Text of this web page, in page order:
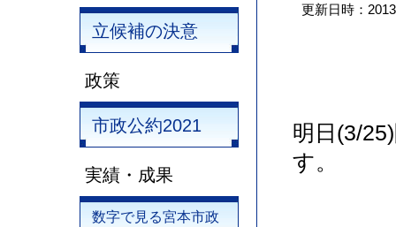
立候補の決意
政策
市政公約2021
実績・成果
数字で見る宮本市政
更新日時：
明日(3/
す。